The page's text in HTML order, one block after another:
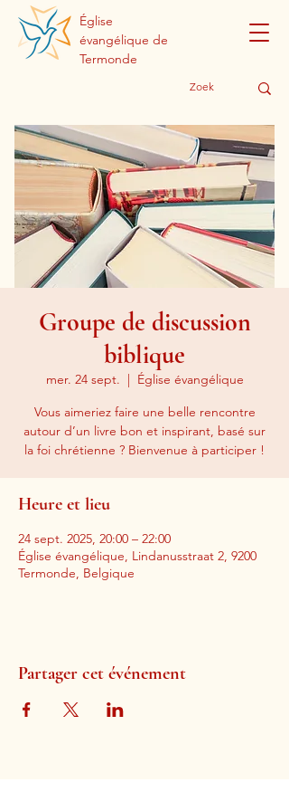
Église
évangélique de
Termonde
Groupe de discussion
biblique
mer. 24 sept.
  |
Église évangélique
Vous aimeriez faire une belle rencontre
autour d’un livre bon et inspirant, basé sur
la foi chrétienne ? Bienvenue à participer !
Heure et lieu
24 sept. 2025, 20:00 – 22:00
Église évangélique, Lindanusstraat 2, 9200
Termonde, Belgique
Partager cet événement